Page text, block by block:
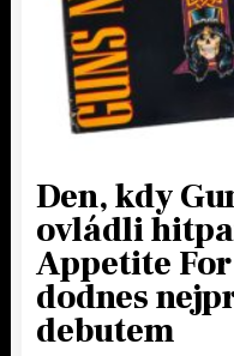
Den, kdy
ovládli
Appetite
dodnes
debutem